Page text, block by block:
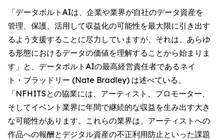
「データボルトAIは、企業や業界が自社のデータ資産を
管理、保護、活用して収益化の可能性を最大限に引き出す
るよう支援することに尽力していますが、それは、あらゆ
る形態におけるデータの価値を理解することから始まりま
す」と、データボルトAIの最高経営責任者であるネイ
ト・ブラッドリー (Nate Bradley) は述べている。
「NFHITSとの協業には、アーティスト、プロモーター、
そしてイベント業界に年間で継続的な収益を生み出す大き
な可能性があります。これらの業界は、アーティストへの
作品への報酬とデジタル資産の不正利用防止といった課題